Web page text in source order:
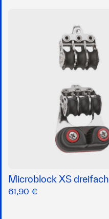
Microblock XS dreifach
61,90 €